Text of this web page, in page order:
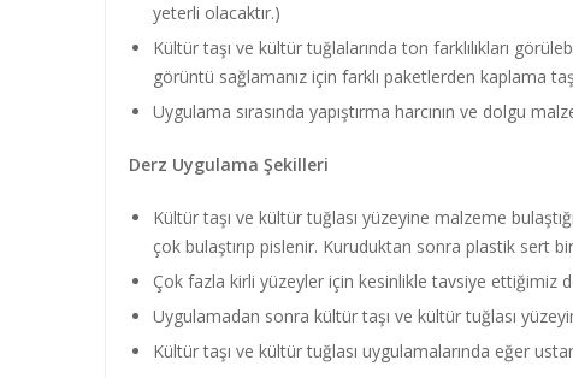
yeterli olacaktır.)
Kültür taşı ve kültür tuğlalarında ton farklılıkları
görüntü sağlamanız için farklı paketlerden kaplama
Uygulama sırasında yapıştırma harcının ve dolgu
Derz Uygulama Şekilleri
Kültür taşı ve kültür tuğlası yüzeyine malzeme
çok bulaştırıp pislenir. Kuruduktan sonra plastik sert
Çok fazla kirli yüzeyler için kesinlikle tavsiye ettiğimiz
Uygulamadan sonra kültür taşı ve kültür tuğlası
Kültür taşı ve kültür tuğlası uygulamalarında eğer